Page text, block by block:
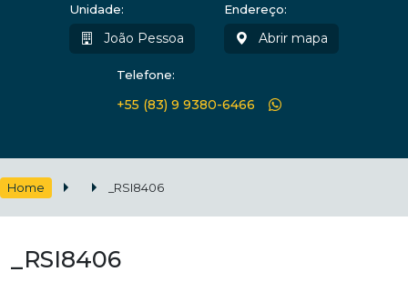
Unidade:
João Pessoa
Endereço:
Abrir mapa
Telefone:
+55 (83) 9 9380-6466
Home _RSI8406
_RSI8406